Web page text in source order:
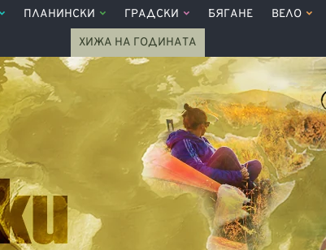
ПЛАНИНСКИ ГРАДСКИ БЯГАНЕ ВЕЛО
ХИЖА НА ГОДИНАТА